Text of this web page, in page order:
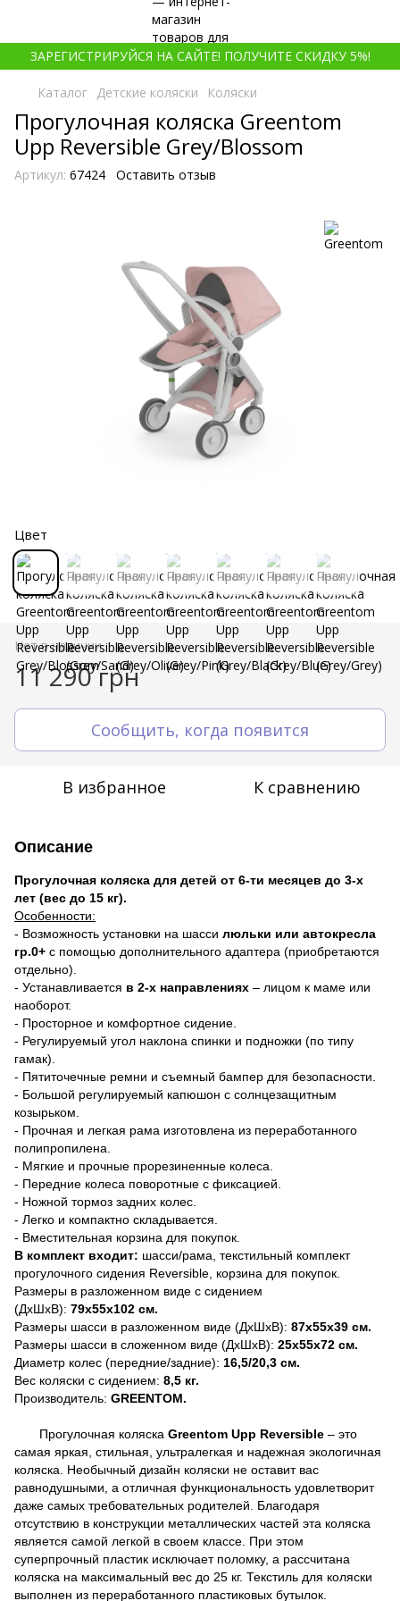
ЗАРЕГИСТРИРУЙСЯ НА САЙТЕ! ПОЛУЧИТЕ СКИДКУ 5%!
Каталог Детские коляски Коляски
Прогулочная коляска Greentom
Upp Reversible Grey/Blossom
Артикул: 67424 Оставить отзыв
Цвет
Нет в наличии
11 290 грн
Сообщить, когда появится
В избранное К сравнению
Описание
Прогулочная коляска для детей от 6-ти месяцев до 3-х
лет (вес до 15 кг).
Особенности:
- Возможность установки на шасси люльки или автокресла
гр.0+ с помощью дополнительного адаптера (приобретаются
отдельно).
- Устанавливается в 2-х направлениях – лицом к маме или
наоборот.
- Просторное и комфортное сидение.
- Регулируемый угол наклона спинки и подножки (по типу
гамак).
- Пятиточечные ремни и съемный бампер для безопасности.
- Большой регулируемый капюшон с солнцезащитным
козырьком.
- Прочная и легкая рама изготовлена из переработанного
полипропилена.
- Мягкие и прочные прорезиненные колеса.
- Передние колеса поворотные с фиксацией.
- Ножной тормоз задних колес.
- Легко и компактно складывается.
- Вместительная корзина для покупок.
В комплект входит: шасси/рама, текстильный комплект
прогулочного сидения Reversible, корзина для покупок.
Размеры в разложенном виде с сидением
(ДхШхВ): 79х55х102 см.
Размеры шасси в разложенном виде (ДхШхВ): 87х55х39 см.
Размеры шасси в сложенном виде (ДхШхВ): 25х55х72 см.
Диаметр колес (передние/задние): 16,5/20,3 см.
Вес коляски с сидением: 8,5 кг.
Производитель: GREENTOM.
Прогулочная коляска Greentom Upp Reversible – это
самая яркая, стильная, ультралегкая и надежная экологичная
коляска. Необычный дизайн коляски не оставит вас
равнодушными, а отличная функциональность удовлетворит
даже самых требовательных родителей. Благодаря
отсутствию в конструкции металлических частей эта коляска
является самой легкой в своем классе. При этом
суперпрочный пластик исключает поломку, а рассчитана
коляска на максимальный вес до 25 кг. Текстиль для коляски
выполнен из переработанного пластиковых бутылок.